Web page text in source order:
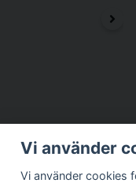
Vi använder
Vi använder cookies